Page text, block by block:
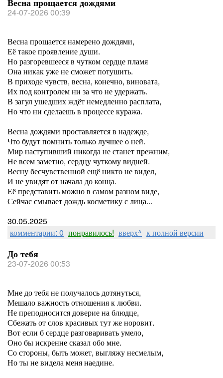
24-07-2026 00:39
Весна прощается намерено дождями,
Её такое проявление души.
Но разгоревшееся в чутком сердце пламя
Она никак уже не сможет потушить.
В приходе чувств, весна, конечно, виновата,
Их под контролем ни за что не удержать.
В загул ушедших ждёт немедленно расплата,
Но что ни сделаешь в процессе куража.
Весна дождями проставляется в надежде,
Что будут помнить только лучшее о ней.
Мир наступивший никогда не станет прежним,
Не всем заметно, сердцу чуткому видней.
Весну бесчувственной ещё никто не видел,
И не увидят от начала до конца.
Её представить можно в самом разном виде,
Сейчас смывает дождь косметику с лица...
30.05.2025
комментарии: 0 понравилось! вверх^ к полной версии
До тебя
23-07-2026 00:53
Мне до тебя не получалось дотянуться,
Мешало важность отношения к любви.
Не преподносится доверие на блюдце,
Сбежать от слов красивых тут же норовит.
Вот если б сердце разговаривать умело,
Оно бы искренне сказал обо мне.
Со стороны, быть может, выгляжу несмелым,
Но ты не видела меня наедине.